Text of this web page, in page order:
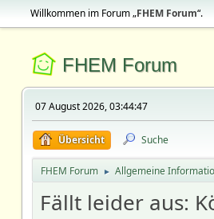
Willkommen im Forum „FHEM Forum“.
FHEM Forum
07 August 2026, 03:44:47
Übersicht Suche
FHEM Forum ► Allgemeine
Fällt leider aus: